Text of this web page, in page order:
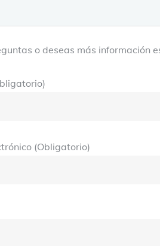
o deseas más información
(Obligatorio)